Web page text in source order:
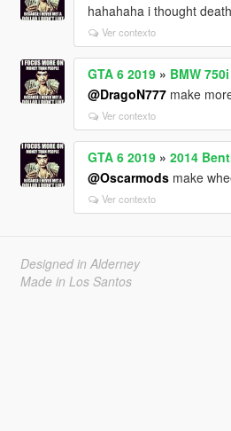
hahahaha i thought
Ver contexto
GTA 6 2019» BMW
@DragoN777make
Ver contexto
GTA 6 2019» 2014
@Oscarmodsmake
Ver contexto
Designed in Alderney
Made in Los Santos